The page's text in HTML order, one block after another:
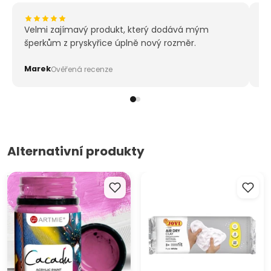
20 ml barev
Velmi zajímavý produkt, který dodává mým
šperkům z pryskyřice úplně nový rozměr.
MarekOvěřená recenze
Alternativní produkty
Barvy na textil a kůži ARTMIE
CACADU 50 ml